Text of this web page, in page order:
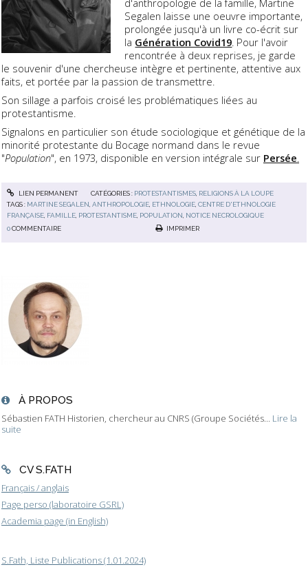
À PROPOS
Sébastien FATH Historien, chercheur au CNRS (Groupe Sociétés... Lire la
suite
CV S.FATH
Français / anglais
Page perso (laboratoire GSRL)
Academia page (in English)
S.Fath, Liste Publications (1.01.2024)
Segalen laisse une oeuvre importante,
prolongée jusqu'à un livre co-écrit sur
la Génération Covid19 . Pour l'avoir
rencontrée à deux reprises, je garde
le souvenir d'une chercheuse intègre et pertinente, attentive aux
faits, et portée par la passion de transmettre.
Son sillage a parfois croisé les problématiques liées au
protestantisme.
Signalons en particulier son étude sociologique et génétique de la
minorité protestante du Bocage normand dans le revue
"Population", en 1973, disponible en version intégrale sur Persée
LIEN PERMANENT CATÉGORIES : PROTESTANTISMES, RELIGIONS À LA LOUPE
TAGS : MARTINE SEGALEN,ANTHROPOLOGIE, ETHNOLOGIE,CENTRE D'ETHNOLOGIE
FRANÇAISE, FAMILLE, PROTESTANTISME, POPULATION, NOTICE NECROLOGIQUE
0COMMENTAIRE IMPRIMER